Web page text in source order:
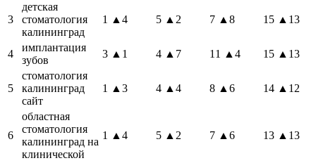
3
детская
стоматология
калининград
1 ▲4 5 ▲2 7 ▲8 15 ▲13
4
имплантация
зубов
3 ▲1 4 ▲7 11 ▲4 15 ▲13
5
стоматология
калининград
сайт
1 ▲3 4 ▲4 8 ▲6 14 ▲12
6
областная
стоматология
калининград на
клинической
1 ▲4 5 ▲2 7 ▲6 13 ▲13